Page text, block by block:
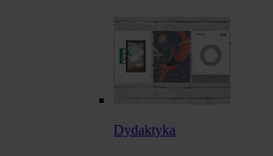
Dydaktyka